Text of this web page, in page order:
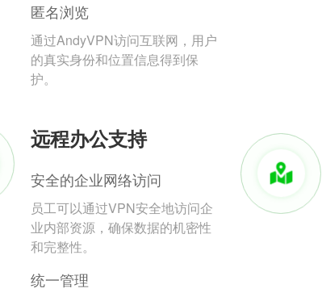
匿名浏览
通过AndyVPN访问互联网，用户
的真实身份和位置信息得到保
护。
远程办公支持
安全的企业网络访问
员工可以通过VPN安全地访问企
业内部资源，确保数据的机密性
和完整性。
统一管理